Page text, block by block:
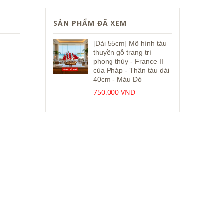
SẢN PHẨM ĐÃ XEM
[Dài 55cm] Mô hình tàu
thuyền gỗ trang trí
phong thủy - France II
của Pháp - Thân tàu dài
40cm - Màu Đỏ
750.000 VND